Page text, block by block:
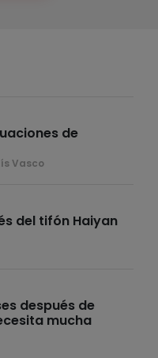
de
Vasco
del tifón Haiyan
después de
mucha